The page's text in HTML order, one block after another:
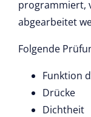
programmiert,
abgearbeitet
Folgende
Funktion
Drücke
Dichtheit